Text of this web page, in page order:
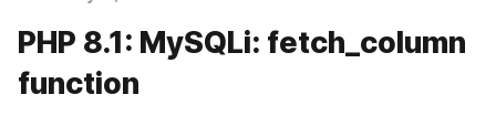
PHP 8.1: MySQLi: fetch_column
function